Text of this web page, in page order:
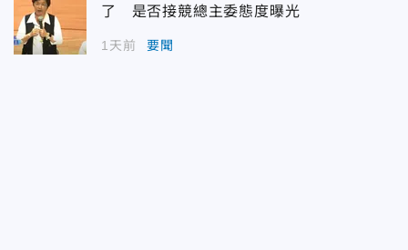
了 是否接競總主委態度曝光
1天前 要聞